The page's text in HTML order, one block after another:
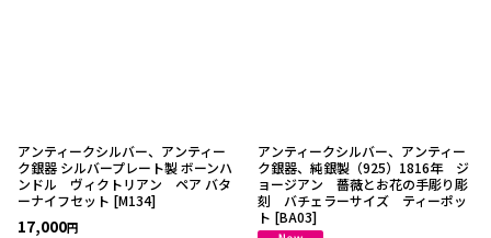
アンティークシルバー、アンティー
ク銀器 シルバープレート製 ボーンハ
ンドル ヴィクトリアン ペア バタ
ーナイフセット [M134]
17,000円
アンティークシルバー、アンティー
ク銀器、純銀製（925）1816年 ジ
ョージアン 薔薇とお花の手彫り彫
刻 バチェラーサイズ ティーポッ
ト [BA03]